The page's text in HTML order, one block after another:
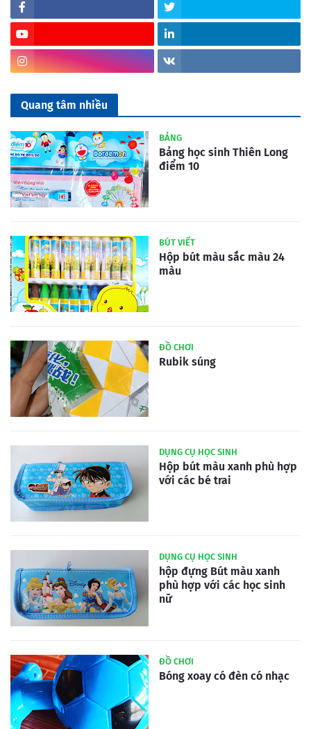
Quang tâm nhiều
BẢNG
Bảng học sinh Thiên Long
điểm 10
BÚT VIẾT
Hộp bút màu sắc màu 24
màu
ĐỒ CHƠI
Rubik súng
DỤNG CỤ HỌC SINH
Hộp bút màu xanh phù hợp
với các bé trai
DỤNG CỤ HỌC SINH
hộp đựng Bút màu xanh
phù hợp với các học sinh
nữ
ĐỒ CHƠI
Bóng xoay có đèn có nhạc